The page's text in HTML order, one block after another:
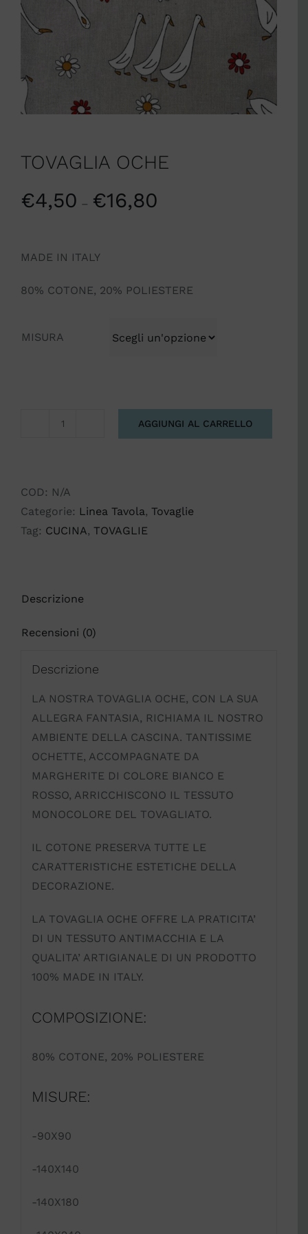
TOVAGLIA OCHE
€4,50 – €16,80
MADE IN ITALY
80% COTONE, 20% POLIESTERE
MISURA
AGGIUNGI AL CARRELLO
COD: N/A
Categorie: Linea Tavola, Tovaglie
Tag: CUCINA, TOVAGLIE
Descrizione
Recensioni (0)
Descrizione
LA NOSTRA TOVAGLIA OCHE, CON LA SUA
ALLEGRA FANTASIA, RICHIAMA IL NOSTRO
AMBIENTE DELLA CASCINA. TANTISSIME
OCHETTE, ACCOMPAGNATE DA
MARGHERITE DI COLORE BIANCO E
ROSSO, ARRICCHISCONO IL TESSUTO
MONOCOLORE DEL TOVAGLIATO.
IL COTONE PRESERVA TUTTE LE
CARATTERISTICHE ESTETICHE DELLA
DECORAZIONE.
LA TOVAGLIA OCHE OFFRE LA PRATICITA’
DI UN TESSUTO ANTIMACCHIA E LA
QUALITA’ ARTIGIANALE DI UN PRODOTTO
100% MADE IN ITALY.
COMPOSIZIONE:
80% COTONE, 20% POLIESTERE
MISURE:
-90X90
-140X140
-140X180